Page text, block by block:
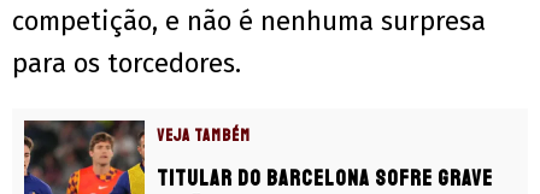
competição, e não é nenhuma surpresa
para os torcedores.
VEJA TAMBÉM
Titular do Barcelona sofre grave